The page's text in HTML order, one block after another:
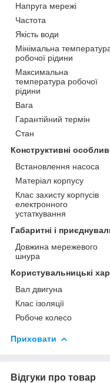
Напруга мережі
Частота
Якість води
Мінімальна
робочої рідини
Максимальна
температура робочої
рідини
Вага
Гарантійний термін
Стан
Конструктивні
Встановлення насоса
Матеріал корпусу
Клас захисту корпусів
електронного
устаткування
Габаритні і
Довжина мережевого
шнура
Користувальницькі
Вал двигуна
Клас ізоляції
Робоче колесо
Приховати
Відгуки про товар